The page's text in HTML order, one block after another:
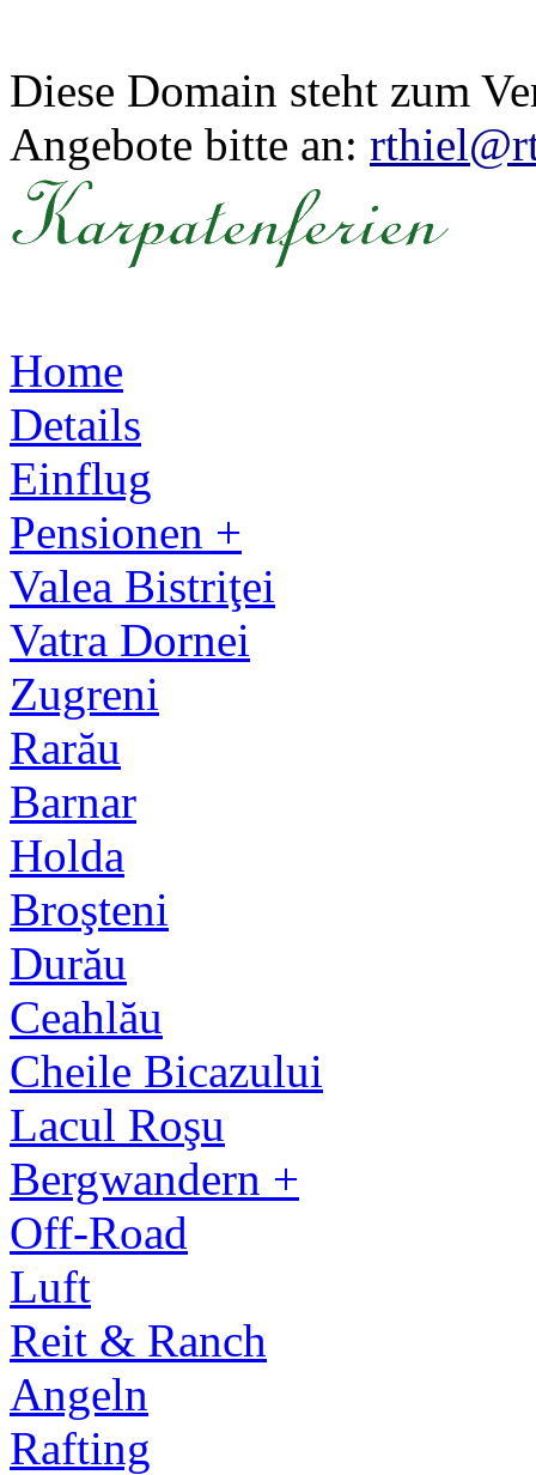
Diese Domain steht zum
Angebote bitte an:
Home
Details
Einflug
Pensionen +
Valea Bistriţei
Vatra Dornei
Zugreni
Rarău
Barnar
Holda
Broşteni
Durău
Ceahlău
Cheile Bicazului
Lacul Roşu
Bergwandern +
Off-Road
Luft
Reit & Ranch
Angeln
Rafting